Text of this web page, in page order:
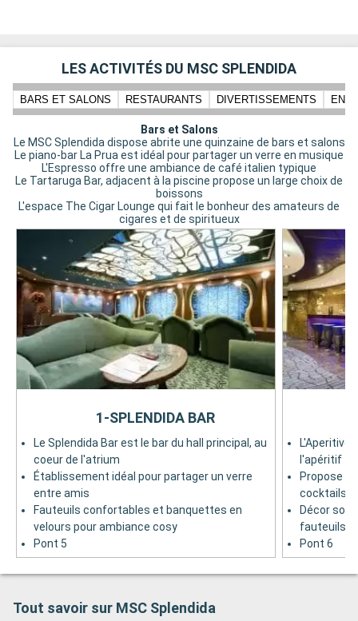
LES ACTIVITÉS DU MSC SPLENDIDA
BARS ET SALONS RESTAURANTS DIVERTISSEMENTS
Bars et Salons
Le MSC Splendida dispose abrite une quinzaine de bars et salons
Le piano-bar La Prua est idéal pour partager un verre en musique
L'Espresso offre une ambiance de café italien typique
Le Tartaruga Bar, adjacent à la piscine propose un large choix de
boissons
L'espace The Cigar Lounge qui fait le bonheur des amateurs de
cigares et de spiritueux
Le Splendida Bar est le bar du hall principal, au
coeur de l'atrium
Établissement idéal pour partager un verre
entre amis
Fauteuils confortables et banquettes en
velours pour ambiance cosy
Pont 5
1-SPLENDIDA BAR
L'Aperitivo
l'apéritif
Propose
cocktails
Décor
fauteuils,
Pont 6
Tout savoir sur MSC Splendida